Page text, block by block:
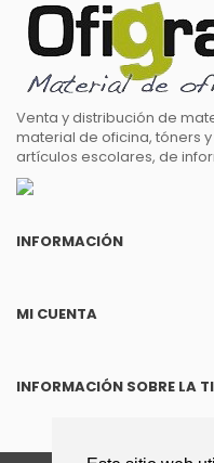
Venta y distribución de
material de oficina, tóners
artículos escolares, de
INFORMACIÓN
MI CUENTA
INFORMACIÓN SOBRE LA